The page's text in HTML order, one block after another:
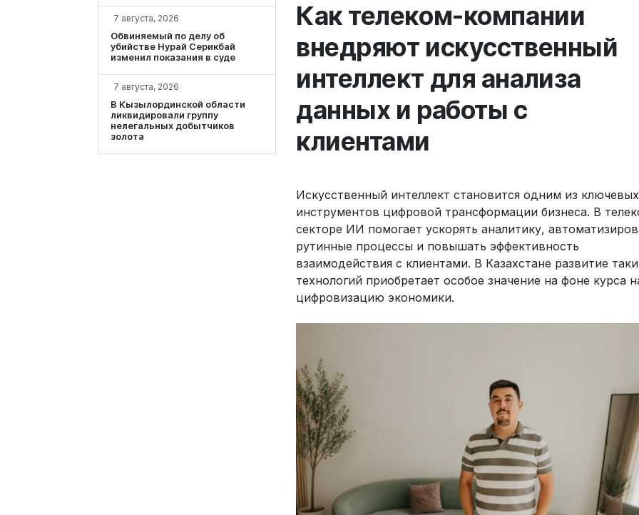
7 августа, 2026
Обвиняемый по делу об
убийстве Нурай Серикбай
изменил показания в суде
7 августа, 2026
В Кызылординской области
ликвидировали группу
нелегальных добытчиков
золота
Как телеком-компании
внедряют искусственный
интеллект для анализа
данных и работы с
клиентами
Искусственный интеллект становится одним из ключевых
инструментов цифровой трансформации бизнеса. В
секторе ИИ помогает ускорять аналитику,
рутинные процессы и повышать эффективность
взаимодействия с клиентами. В Казахстане развитие
технологий приобретает особое значение на фоне курса
цифровизацию экономики.